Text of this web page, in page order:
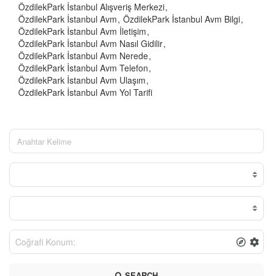
ÖzdilekPark İstanbul Alışveriş Merkezi
ÖzdilekPark İstanbul Avm ÖzdilekPark İstanbul Avm Bilgi
ÖzdilekPark İstanbul Avm İletişim
ÖzdilekPark İstanbul Avm Nasıl Gidilir
ÖzdilekPark İstanbul Avm Nerede
ÖzdilekPark İstanbul Avm Telefon
ÖzdilekPark İstanbul Avm Ulaşım
ÖzdilekPark İstanbul Avm Yol Tarifi